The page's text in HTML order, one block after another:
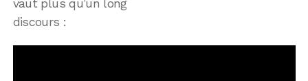
vaut plus qu’un long
discours :